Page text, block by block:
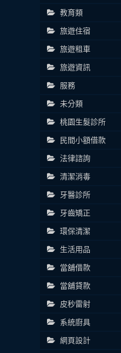
教育類
旅遊住宿
旅遊租車
旅遊資訊
服務
未分類
桃園生髮診所
民間小額借款
法律諮詢
清潔消毒
牙醫診所
牙齒矯正
環保清潔
生活用品
當舖借款
當舖貸款
皮秒雷射
系統廚具
網頁設計